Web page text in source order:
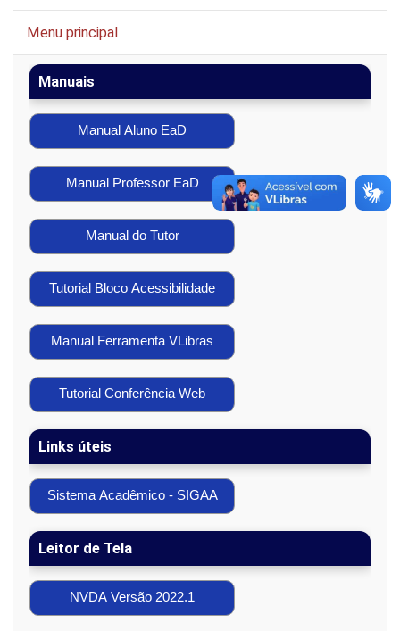
Menu principal
Manuais
Manual Aluno EaD
Manual Professor EaD
Manual do Tutor
Tutorial Bloco Acessibilidade
Manual Ferramenta VLibras
Tutorial Conferência Web
Links úteis
Sistema Acadêmico - SIGAA
Leitor de Tela
NVDA Versão 2022.1